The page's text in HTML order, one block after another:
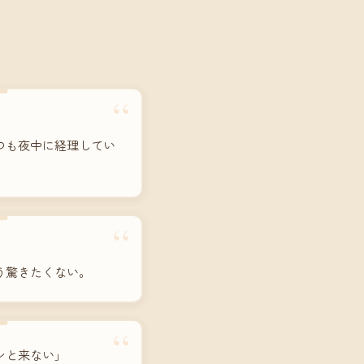
“
も夜中に経理してい
“
きたくない。
“
来ない」